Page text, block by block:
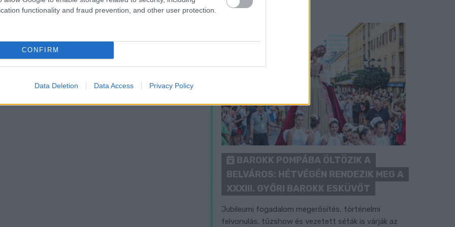
functionality and fraud prevention, and other user protection.
CONFIRM
Data Deletion Data Access Privacy Policy
BAROKK POMPÁBA ÖLTÖZIK A
BELVÁROS: HÉTVÉGÉN RENDEZIK MEG A
XXXIII. GYŐRI BAROKK ESKÜVŐT
Jubileumi fogadalom megerősítés, történelmi
felvonulás, tűzshow és vezetett séták is várják az